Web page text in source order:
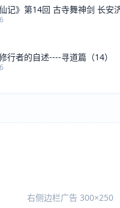
记》第14回 古寺舞神剑 长安
行者的自述----寻道篇（14）
右侧边栏广告 300×250